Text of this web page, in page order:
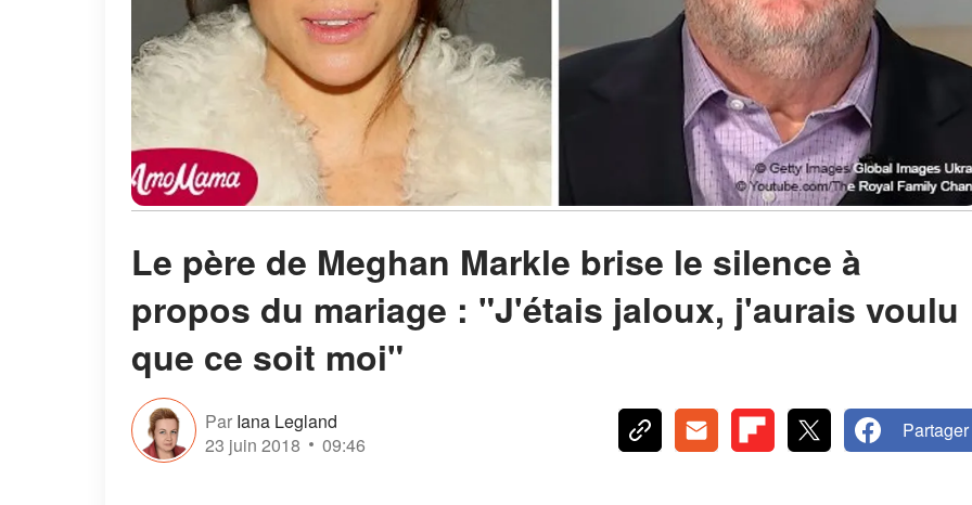
Le père de Meghan Markle brise le silence à
propos du mariage : "J'étais jaloux, j'aurais voulu
que ce soit moi"
Par Iana Legland
23 juin 2018
09:46
Partager